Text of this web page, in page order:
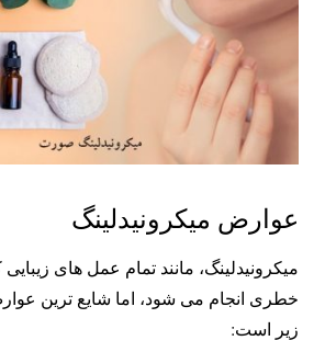
عوارض میکرونیدلینگ
میکرونیدلینگ، مانند تمام عمل های
خطری انجام می شود، اما شایع ترین
زیر است: